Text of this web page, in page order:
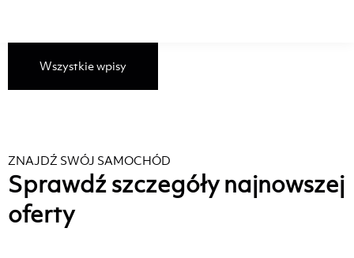
Wszystkie wpisy
ZNAJDŹ SWÓJ SAMOCHÓD
Sprawdź szczegóły najnowszej
oferty